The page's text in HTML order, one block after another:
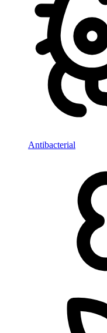
Antibacterial